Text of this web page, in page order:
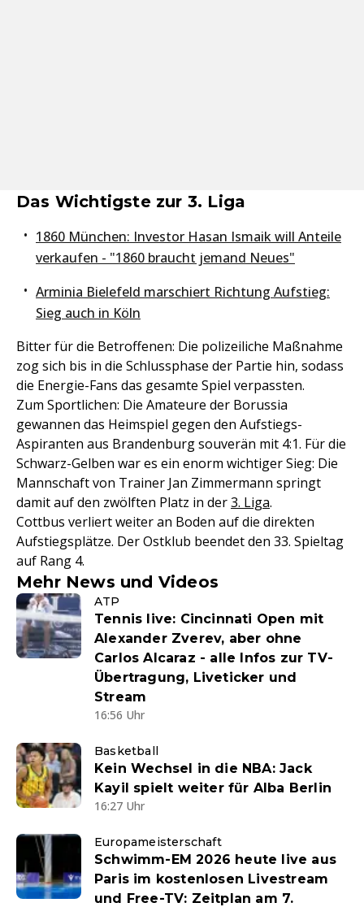
Das Wichtigste zur 3. Liga
1860 München: Investor Hasan Ismaik will Anteile
verkaufen - "1860 braucht jemand Neues"
Arminia Bielefeld marschiert Richtung Aufstieg:
Sieg auch in Köln
Bitter für die Betroffenen: Die polizeiliche Maßnahme
zog sich bis in die Schlussphase der Partie hin, sodass
die Energie-Fans das gesamte Spiel verpassten.
Zum Sportlichen: Die Amateure der Borussia
gewannen das Heimspiel gegen den Aufstiegs-
Aspiranten aus Brandenburg souverän mit 4:1. Für die
Schwarz-Gelben war es ein enorm wichtiger Sieg: Die
Mannschaft von Trainer Jan Zimmermann springt
damit auf den zwölften Platz in der3. Liga.
Cottbus verliert weiter an Boden auf die direkten
Aufstiegsplätze. Der Ostklub beendet den 33. Spieltag
auf Rang 4.
Mehr News und Videos
ATP
Tennis live: Cincinnati Open mit
Alexander Zverev, aber ohne
Carlos Alcaraz - alle Infos zur TV-
Übertragung, Liveticker und
Stream
16:56 Uhr
Basketball
Kein Wechsel in die NBA: Jack
Kayil spielt weiter für Alba Berlin
16:27 Uhr
Europameisterschaft
Schwimm-EM 2026 heute live aus
Paris im kostenlosen Livestream
und Free-TV: Zeitplan am 7.